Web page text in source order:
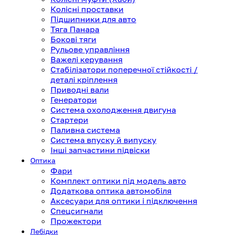
Колісні проставки
Підшипники для авто
Тяга Панара
Бокові тяги
Рульове управління
Важелі керування
Стабілізатори поперечної стійкості /
деталі кріплення
Приводні вали
Генератори
Система охолодження двигуна
Стартери
Паливна система
Система впуску й випуску
Інші запчастини підвіски
Оптика
Фари
Комплект оптики під модель авто
Додаткова оптика автомобіля
Аксесуари для оптики і підключення
Спецсигнали
Прожектори
Лебідки